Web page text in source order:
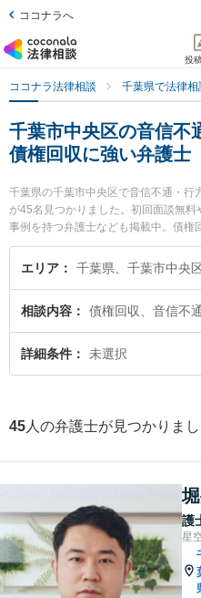
ココナラへ
投
ココナラ法律相談 千葉県で法律
千葉市中央区の音信不
債権回収に強い弁護士
千葉県の千葉市中央区で音信不通・行
が45名見つかりました。初回面談無
事例を持つ弁護士なども掲載中。債権
行、債権の時効中断等の細かな分野
空法律事務所の堀井 孝弘弁護士や佐
行方不明の相手への債権回収のトラ
信不通・行方不明の相手への債権回
士を検索したい』『初回相談無料で
エリア 千葉県、千葉市中央
相談内容 債権回収、音信不
詳細条件 未選択
45 人の弁護士が見つかりま
護
星